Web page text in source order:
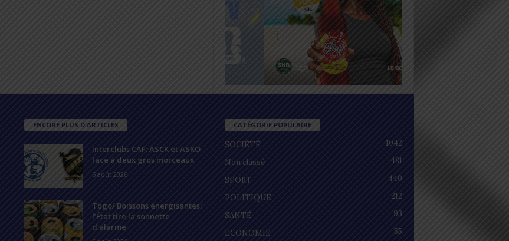
ENCORE PLUS D'ARTICLES
Interclubs CAF: ASCK et ASKO
face à deux gros morceaux
6 août 2026
Togo/ Boissons énergisantes:
l’État tire la sonnette
d’alarme
CATÉGORIE POPULAIRE
SOCIÉTÉ
1042
Non classé
481
SPORT
440
POLITIQUE
212
SANTÉ
93
ECONOMIE
55